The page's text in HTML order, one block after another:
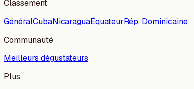
Classement
GénéralCubaNicaraguaÉquateurRép. Dominicaine
Communauté
Meilleurs dégustateurs
Plus